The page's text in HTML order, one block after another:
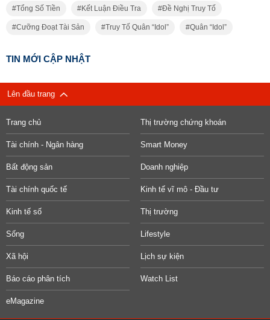
Tổng Số Tiền Kết Luận Điều Tra Đề Nghị Truy Tố
Cưỡng Đoạt Tài Sản Truy Tố Quân “Idol” Quân “Idol”
TIN MỚI CẬP NHẬT
Lên đầu trang
Trang chủ Thị trường chứng khoán
Tài chính - Ngân hàng Smart Money
Bất động sản Doanh nghiệp
Tài chính quốc tế Kinh tế vĩ mô - Đầu tư
Kinh tế số Thị trường
Sống Lifestyle
Xã hội Lịch sự kiện
Báo cáo phân tích Watch List
eMagazine